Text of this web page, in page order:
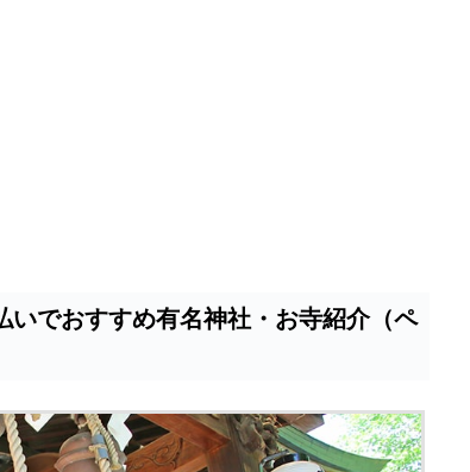
でおすすめ有名神社・お寺紹介（ペ